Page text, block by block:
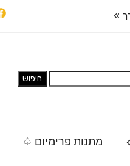
»
מתנות פרימיום ♤